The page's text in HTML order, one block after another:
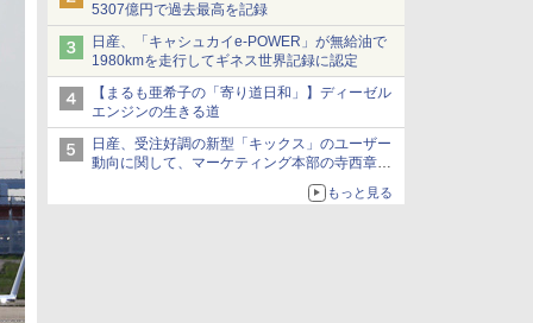
5307億円で過去最高を記録
日産、「キャシュカイe-POWER」が無給油で
1980kmを走行してギネス世界記録に認定
【まるも亜希子の「寄り道日和」】ディーゼル
エンジンの生きる道
日産、受注好調の新型「キックス」のユーザー
動向に関して、マーケティング本部の寺西章氏
もっと見る